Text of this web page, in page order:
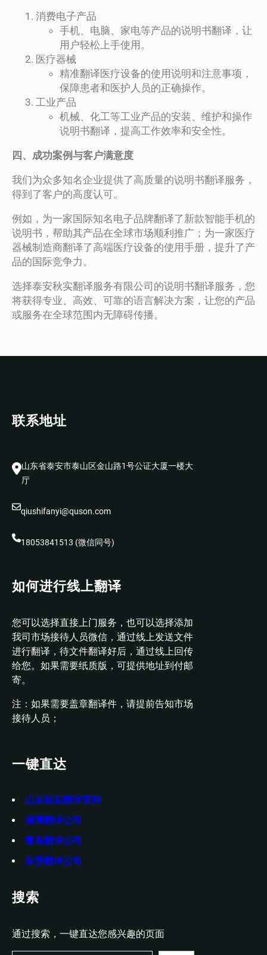
消费电子产品
手机、电脑、家电等产品的说明书翻译，让
用户轻松上手使用。
医疗器械
精准翻译医疗设备的使用说明和注意事项，
保障患者和医护人员的正确操作。
工业产品
机械、化工等工业产品的安装、维护和操作
说明书翻译，提高工作效率和安全性。
四、成功案例与客户满意度
我们为众多知名企业提供了高质量的说明书翻译服务，
得到了客户的高度认可。
例如，为一家国际知名电子品牌翻译了新款智能手机的
说明书，帮助其产品在全球市场顺利推广；为一家医疗
器械制造商翻译了高端医疗设备的使用手册，提升了产
品的国际竞争力。
选择泰安秋实翻译服务有限公司的说明书翻译服务，您
将获得专业、高效、可靠的语言解决方案，让您的产品
或服务在全球范围内无障碍传播。
联系地址
山东省泰安市泰山区金山路1号公证大厦一楼大
厅
qiushifanyi@quson.com
18053841513 (微信同号)
如何进行线上翻译
您可以选择直接上门服务，也可以选择添加
我司市场接待人员微信，通过线上发送文件
进行翻译，待文件翻译好后，通过线上回传
给您。如果需要纸质版，可提供地址到付邮
寄。
注：如果需要盖章翻译件，请提前告知市场
接待人员；
一键直达
山东秋实翻译官网
淄博翻译公司
青岛翻译公司
东营翻译公司
搜索
通过搜索，一键直达您感兴趣的页面